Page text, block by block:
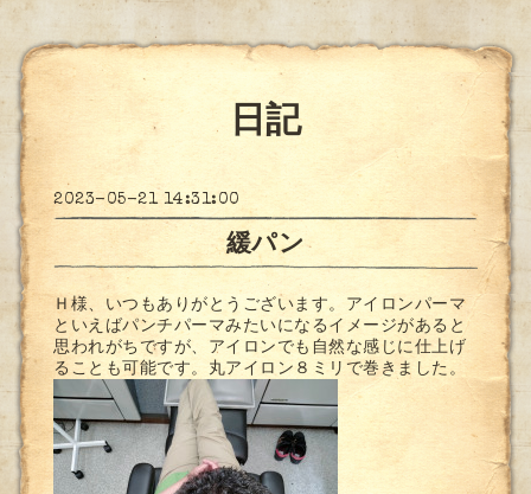
日記
2023-05-21 14:31:00
緩パン
Ｈ様、いつもありがとうございます。アイロンパーマ
といえばパンチパーマみたいになるイメージがあると
思われがちですが、アイロンでも自然な感じに仕上げ
ることも可能です。丸アイロン８ミリで巻きました。